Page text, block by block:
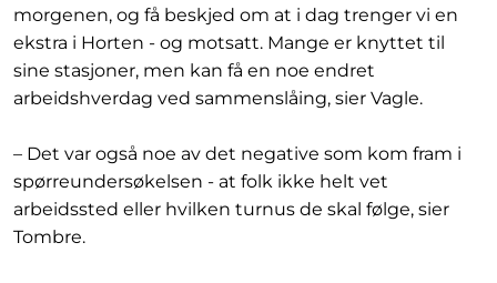
morgenen, og få beskjed om at i dag trenger vi en
ekstra i Horten - og motsatt. Mange er knyttet til
sine stasjoner, men kan få en noe endret
arbeidshverdag ved sammenslåing, sier Vagle.
– Det var også noe av det negative som kom fram i
spørreundersøkelsen - at folk ikke helt vet
arbeidssted eller hvilken turnus de skal følge, sier
Tombre.